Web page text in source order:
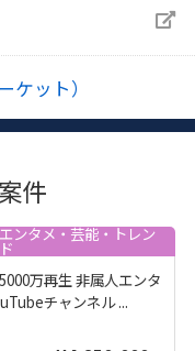
ケット）
件
ンタメ・芸能・トレン
ド
万再生 非属人エンタ
チャンネル...